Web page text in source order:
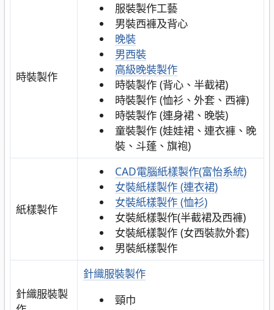
時裝製作
服裝製作工藝
男裝西褲及背心
晚裝
男西裝
高級晚裝製作
時裝製作 (背心、半截裙)
時裝製作 (恤衫、外套、西褲)
時裝製作 (連身裙、晚裝)
童裝製作 (娃娃裙、連衣褲、晚
裝、斗蓬、旗袍)
紙樣製作
CAD電腦紙樣製作(富怡系統)
女裝紙樣製作 (連衣裙)
女裝紙樣製作 (恤衫)
女裝紙樣製作(半截裙及西褲)
女裝紙樣製作 (女西裝款外套)
男裝紙樣製作
針織服裝製
針織服裝製作
頸巾